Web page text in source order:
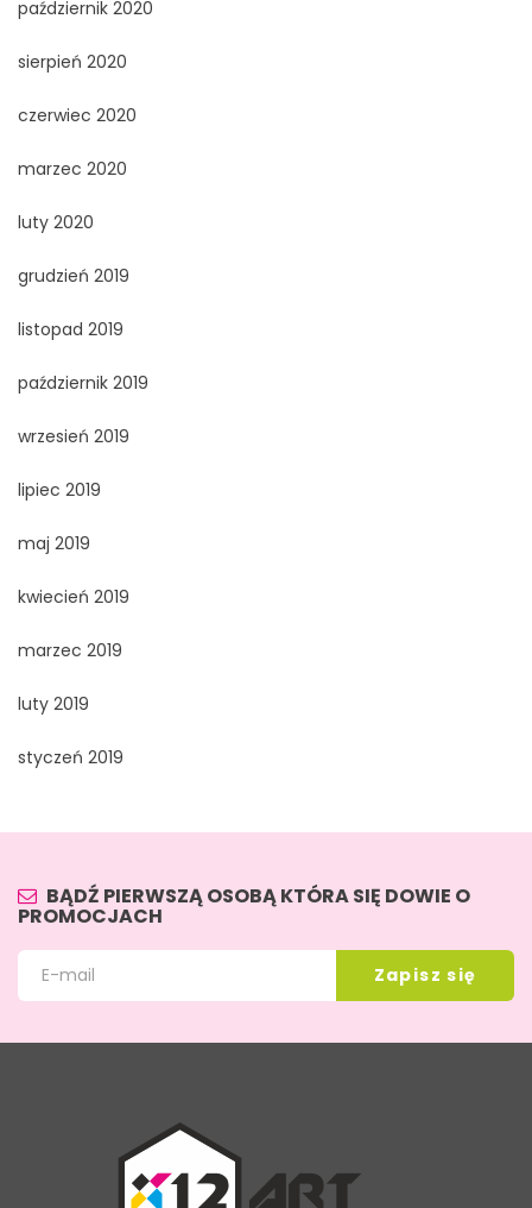
październik 2020
sierpień 2020
czerwiec 2020
marzec 2020
luty 2020
grudzień 2019
listopad 2019
październik 2019
wrzesień 2019
lipiec 2019
maj 2019
kwiecień 2019
marzec 2019
luty 2019
styczeń 2019
BĄDŹ PIERWSZĄ OSOBĄ KTÓRA SIĘ DOWIE O
PROMOCJACH